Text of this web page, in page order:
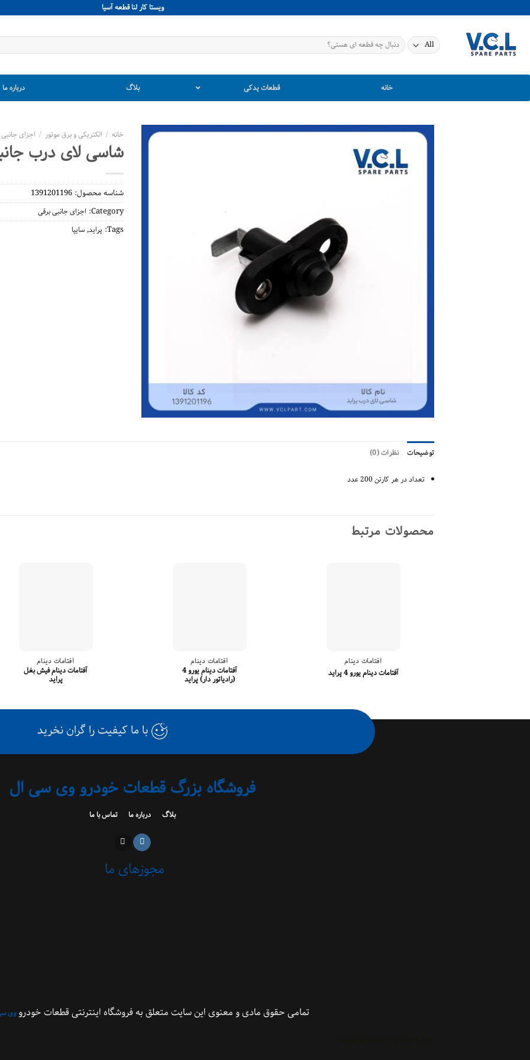
to
ويستا كار لنا قطعه آسيا
جستجو
برای:
خانه قطعات یدکی بلاگ درباره ما
خانه / الکتریکی و برق موتور / اجزای
شاسی لای درب
شناسه محصول: 1391201196
Category: اجزای جانبی برقی
Tags: پراید,سایپا
توضیحات نظرات (0)
تعداد در هر کارتن 200 عدد
محصولات مرتبط
آفتامات دینام
آفتامات دینام یورو 4 پراید
آفتامات دینام
آفتامات دینام یورو 4
(رادیاتور دار) پراید
آفتامات دینام
آفتامات دینام فیش بغل
پراید
با ما کیفیت را گران نخرید
فروشگاه بزرگ قطعات خودرو وی سی ال
بلاگ درباره ما تماس با ما
مجوزهای ما
تمامی حقوق مادی و معنوی این سایت متعلق به فروشگاه اینترنتی قطعات خودرو وی